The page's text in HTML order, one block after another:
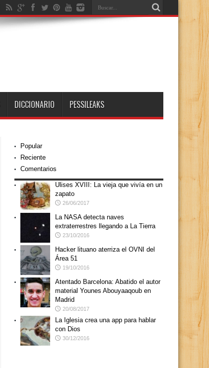
DICCIONARIO PESSILEAKS
Popular
Reciente
Comentarios
Ulises XVIII: La vieja que vivía en un
zapato
26/06/2017
La NASA detecta naves
extraterrestres llegando a La Tierra
23/10/2016
Hacker lituano aterriza el OVNI del
Área 51
19/10/2016
Atentado Barcelona: Abatido el autor
material Younes Abouyaaqoub en
Madrid
20/08/2017
La Iglesia crea una app para hablar
con Dios
30/12/2016